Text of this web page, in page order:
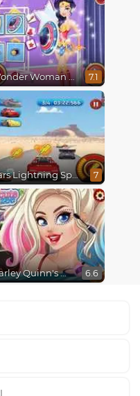
Wonder Woman Fashion Event 7.1
Cars Lightning Speed 7
Harley Quinn's Modern Makeover 6.6